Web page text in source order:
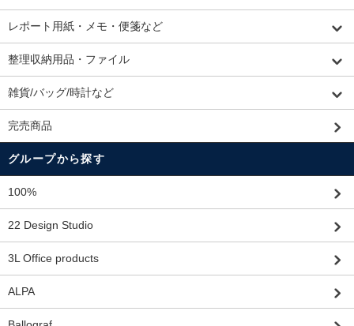
レポート用紙・メモ・便箋など
整理収納用品・ファイル
雑貨/バッグ/時計など
完売商品
グループから探す
100%
22 Design Studio
3L Office products
ALPA